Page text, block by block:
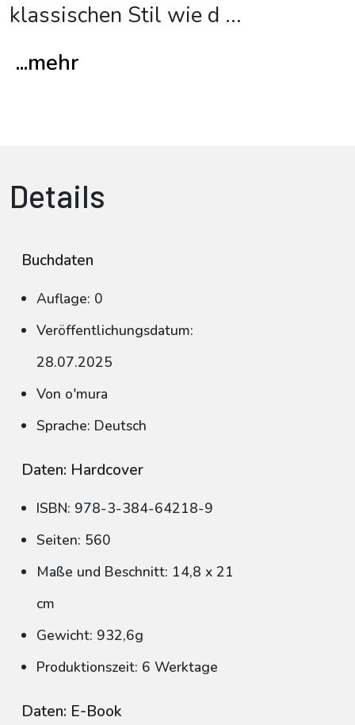
klassischen Stil wie d ...
...mehr
Details
Buchdaten
Auflage: 0
Veröffentlichungsdatum:
28.07.2025
Von o'mura
Sprache: Deutsch
Daten: Hardcover
ISBN: 978-3-384-64218-9
Seiten: 560
Maße und Beschnitt: 14,8 x 21
cm
Gewicht: 932,6g
Produktionszeit: 6 Werktage
Daten: E-Book